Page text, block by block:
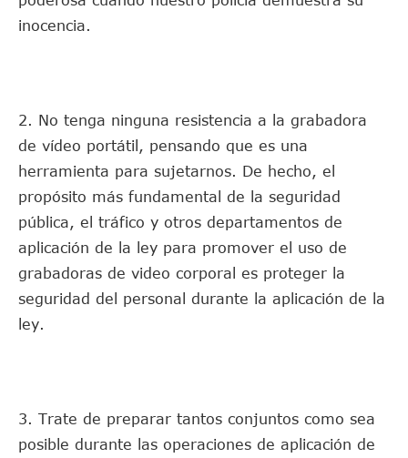
inocencia.
2. No tenga ninguna resistencia a la grabadora
de vídeo portátil, pensando que es una
herramienta para sujetarnos. De hecho, el
propósito más fundamental de la seguridad
pública, el tráfico y otros departamentos de
aplicación de la ley para promover el uso de
grabadoras de video corporal es proteger la
seguridad del personal durante la aplicación de la
ley.
3. Trate de preparar tantos conjuntos como sea
posible durante las operaciones de aplicación de